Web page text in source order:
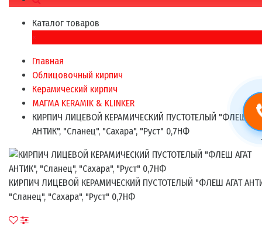
Каталог товаров
×
Главная
Облицовочный кирпич
Керамический кирпич
МАГМА KERAMIK & KLINKER
КИРПИЧ ЛИЦЕВОЙ КЕРАМИЧЕСКИЙ ПУСТОТЕЛЫЙ "ФЛЕШ
АНТИК", "Сланец", "Сахара", "Руст" 0,7НФ
КИРПИЧ ЛИЦЕВОЙ КЕРАМИЧЕСКИЙ ПУСТОТЕЛЫЙ "ФЛЕШ АГАТ
"Сланец", "Сахара", "Руст" 0,7НФ